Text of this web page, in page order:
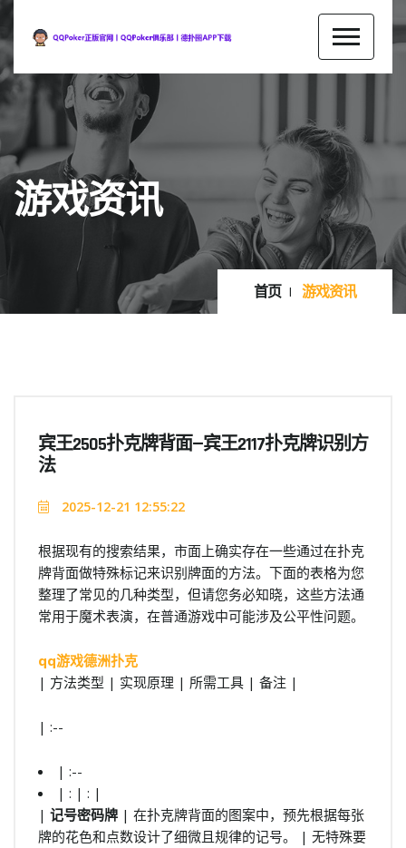
游戏资讯
首页 游戏资讯
宾王2505扑克牌背面—宾王2117扑克牌识别方
法
2025-12-21 12:55:22
根据现有的搜索结果，市面上确实存在一些通过在扑克
牌背面做特殊标记来识别牌面的方法。下面的表格为您
整理了常见的几种类型，但请您务必知晓，这些方法通
常用于魔术表演，在普通游戏中可能涉及公平性问题。
qq游戏德洲扑克
| 方法类型 | 实现原理 | 所需工具 | 备注 |
| :--
| :--
| : | : |
| 记号密码牌 | 在扑克牌背面的图案中，预先根据每张
牌的花色和点数设计了细微且规律的记号。 | 无特殊要